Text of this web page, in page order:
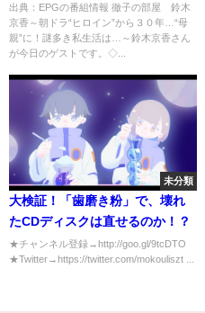
出典：EPGの番組情報 徹子の部屋 鈴木
京香～朝ドラ“ヒロイン”から３０年…“母
親”に！謎多き私生活は…～鈴木京香さん
が今日のゲストです。◇...
未分類
大検証！「歯磨き粉」で、壊れ
たCDディスクは直せるのか！？
★チャンネル登録→http://goo.gl/9tcDTO
★Twitter→https://twitter.com/mokouliszt ...